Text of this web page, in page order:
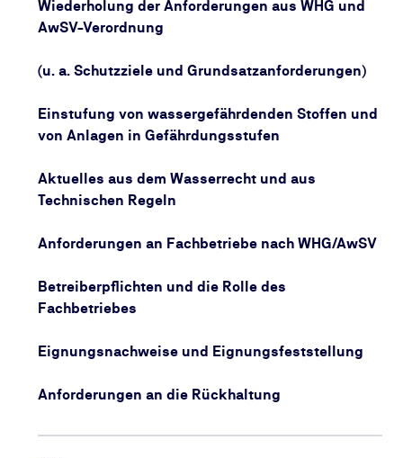
nach.
Wiederholung der Anforderungen aus WHG und
AwSV-Verordnung
(u. a. Schutzziele und Grundsatzanforderungen)
Einstufung von wassergefährdenden Stoffen und
von Anlagen in Gefährdungsstufen
Aktuelles aus dem Wasserrecht und aus
Technischen Regeln
Anforderungen an Fachbetriebe nach WHG/AwSV
Betreiberpflichten und die Rolle des
Fachbetriebes
Eignungsnachweise und Eignungsfeststellung
Anforderungen an die Rückhaltung